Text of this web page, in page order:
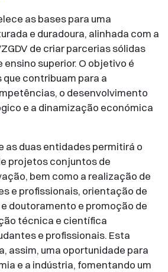
as bases para uma
e duradoura, alinhada com a
de criar parcerias sólidas
superior. O objetivo é
contribuam para a
o desenvolvimento
e a dinamização económica
as duas entidades permitirá o
projetos conjuntos de
bem como a realização de
e profissionais, orientação de
doutoramento e promoção de
técnica e científica
e profissionais. Esta
assim, uma oportunidade para
e a indústria, fomentando um